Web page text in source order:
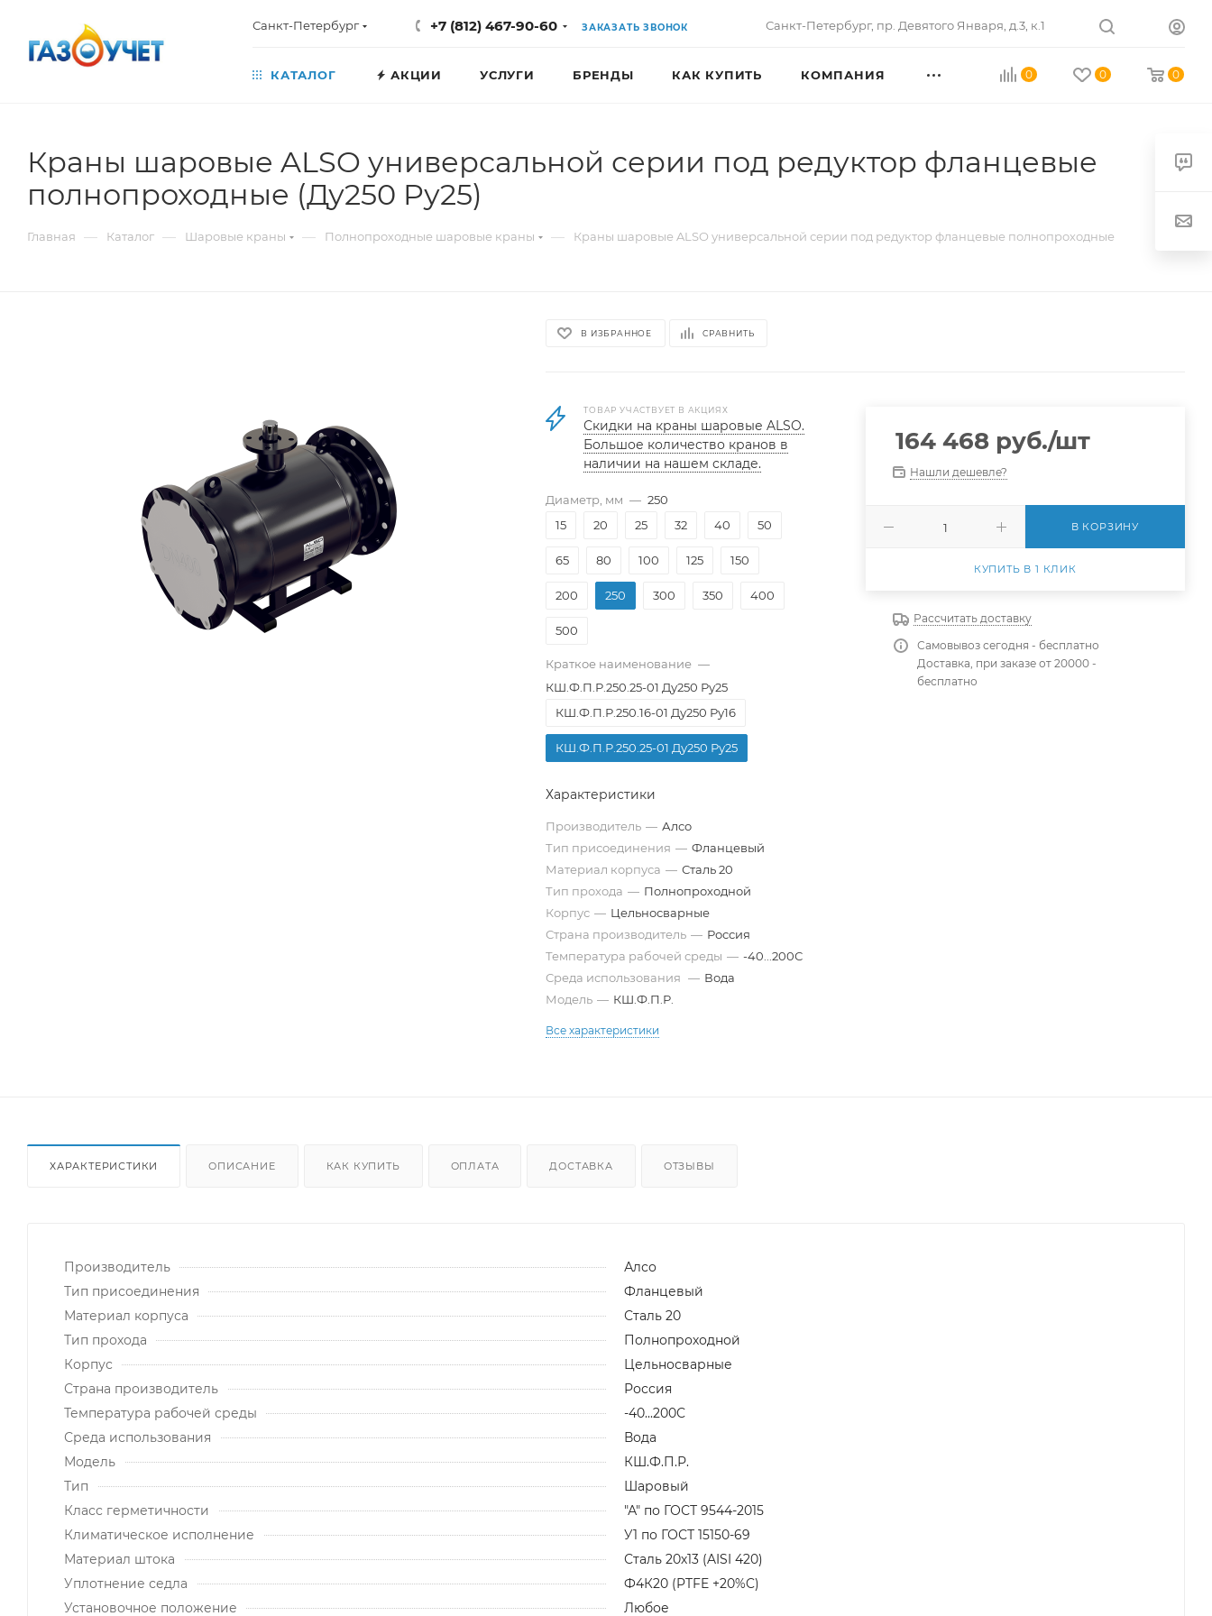
Санкт-Петербург +7 (812) 467-90-60 ЗАКАЗАТЬ ЗВОНОК Санкт-Петербург, пр. Девятого Января, д.3, к.1
0 0 0
КАТАЛОГ АКЦИИ УСЛУГИ БРЕНДЫ КАК КУПИТЬ КОМПАНИЯ
Краны шаровые ALSO универсальной серии под редуктор фланцевые
полнопроходные (Ду250 Pу25)
Главная — Каталог — Шаровые краны — Полнопроходные шаровые краны — Краны шаровые ALSO универсальной серии под редуктор фланцевые полнопроходные
В ИЗБРАННОЕ СРАВНИТЬ
ТОВАР УЧАСТВУЕТ В АКЦИЯХ
Скидки на краны шаровые ALSO.
Большое количество кранов в
наличии на нашем складе.
Диаметр, мм — 250
15
20 25 32 40 50
65 80 100 125 150
200 250 300 350 400
500
Краткое наименование —
КШ.Ф.П.Р.250.25-01 Ду250 Ру25
КШ.Ф.П.Р.250.16-01 Ду250 Ру16
КШ.Ф.П.Р.250.25-01 Ду250 Ру25
Характеристики
Производитель — Алсо
Тип присоединения — Фланцевый
Материал корпуса — Сталь 20
Тип прохода — Полнопроходной
Корпус — Цельносварные
Страна производитель — Россия
Температура рабочей среды — -40...200С
Среда использования — Вода
Модель — КШ.Ф.П.Р.
Все характеристики
164 468руб./шт
Нашли дешевле?
В КОРЗИНУ
КУПИТЬ В 1 КЛИК
Рассчитать доставку
Самовывоз сегодня - бесплатно
Доставка, при заказе от 20000 -
бесплатно
ХАРАКТЕРИСТИКИ ОПИСАНИЕ КАК КУПИТЬ ОПЛАТА ДОСТАВКА ОТЗЫВЫ
Производитель
Алсо
Тип присоединения
Фланцевый
Материал корпуса
Сталь 20
Тип прохода
Полнопроходной
Корпус
Цельносварные
Страна производитель
Россия
Температура рабочей среды
-40...200С
Среда использования
Вода
Модель
КШ.Ф.П.Р.
Тип
Шаровый
Класс герметичности
"А" по ГОСТ 9544-2015
Климатическое исполнение
У1 по ГОСТ 15150-69
Материал штока
Сталь 20х13 (AISI 420)
Уплотнение седла
Ф4К20 (PTFE +20%C)
Установочное положение
Любое